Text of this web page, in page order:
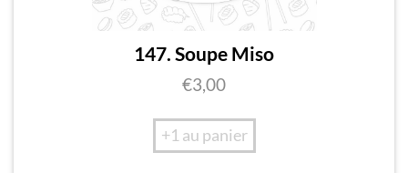
147. Soupe Miso
€3,00
+1 au panier